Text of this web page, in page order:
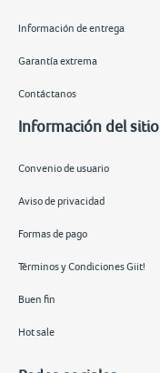
Información de entrega
Garantía extrema
Contáctanos
Información del sitio
Convenio de usuario
Aviso de privacidad
Formas de pago
Términos y Condiciones Giit!
Buen fin
Hot sale